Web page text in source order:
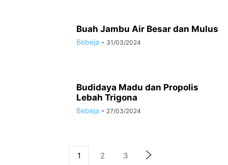
Buah Jambu Air Besar dan Mulus
Bebeja - 31/03/2024
Budidaya Madu dan Propolis
Lebah Trigona
Bebeja - 27/03/2024
1 2 3